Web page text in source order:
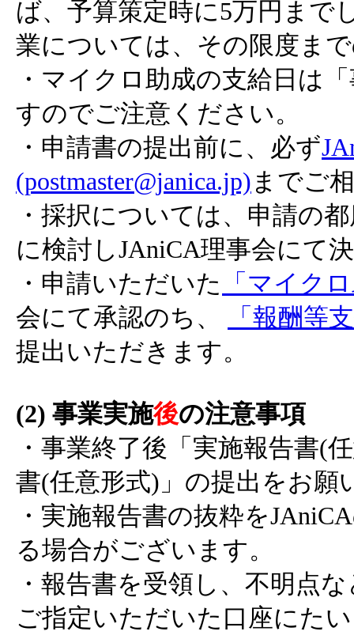
ば、予算策定時に5万円まで
業については、その限度ま
・マイクロ助成の支給日は
すのでご注意ください。
・申請書の提出前に、必ず
(postmaster@janica.jp) までご
・採択については、申請の
に検討しJAniCA理事会にて
・申請いただいた
「マイク
会にて承認のち、
「報酬等
提出いただきます。
(2) 事業実施後の注意事項
・事業終了後「実施報告書(
書(任意形式)」の提出をお願
・実施報告書の抜粋を
る場合がございます。
・報告書を受領し、不明点
ご指定いただいた口座にた